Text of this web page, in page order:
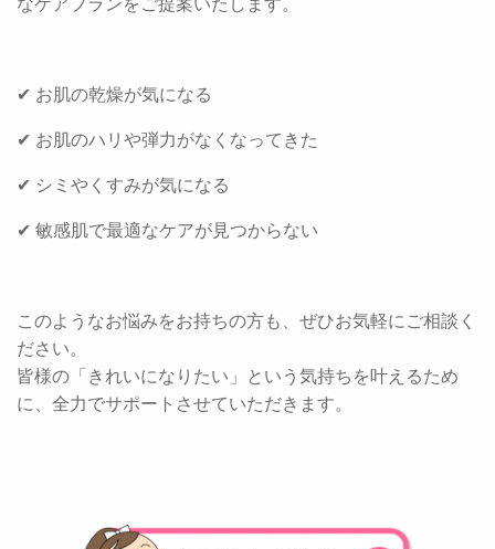
✔ お肌の乾燥が気になる
✔ お肌のハリや弾力がなくなってきた
✔ シミやくすみが気になる
✔ 敏感肌で最適なケアが見つからない
このようなお悩みをお持ちの方も、ぜひお気軽にご相談く
ださい。
皆様の「きれいになりたい」という気持ちを叶えるため
に、全力でサポートさせていただきます。